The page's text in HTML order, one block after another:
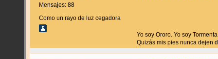
Mensajes: 88
Como un rayo de luz cegadora
Yo soy Ororo. Yo soy
Quizás mis pies nunca dejen